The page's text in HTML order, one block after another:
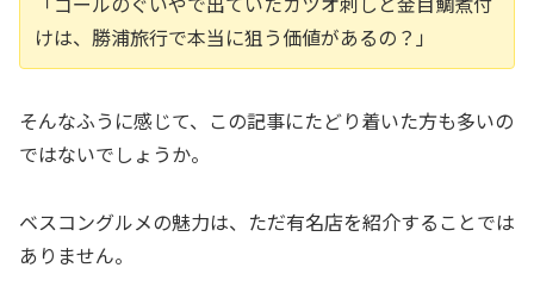
けは、勝浦旅行で本当に狙う価値があるの？」
そんなふうに感じて、この記事にたどり着いた方も多いの
ではないでしょうか。
ベスコングルメの魅力は、ただ有名店を紹介することでは
ありません。